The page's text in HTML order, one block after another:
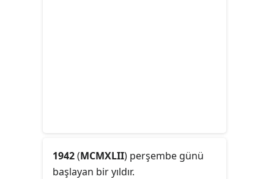
1942(MCMXLII) perşembe günü
başlayan bir yıldır.